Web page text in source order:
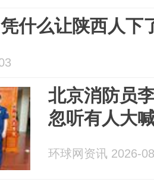
什么让陕西人下
北京消防员
忽听有人大
环球网资讯 2026-